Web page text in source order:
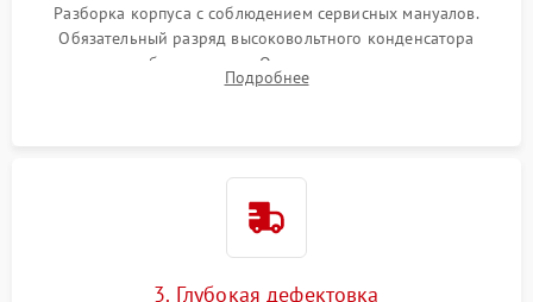
Разборка корпуса с соблюдением сервисных мануалов.
Обязательный разряд высоковольтного конденсатора
вспышки для безопасности. Очистка внутренних узлов от
пыли, песка и следов влаги с помощью спецсредств.
Подробнее
3. Глубокая дефектовка